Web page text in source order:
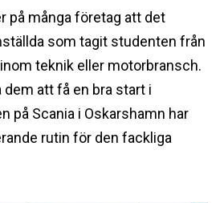
på många företag att det
som tagit studenten från
teknik eller motorbransch.
dem att få en bra start i
på Scania i Oskarshamn har
rutin för den fackliga